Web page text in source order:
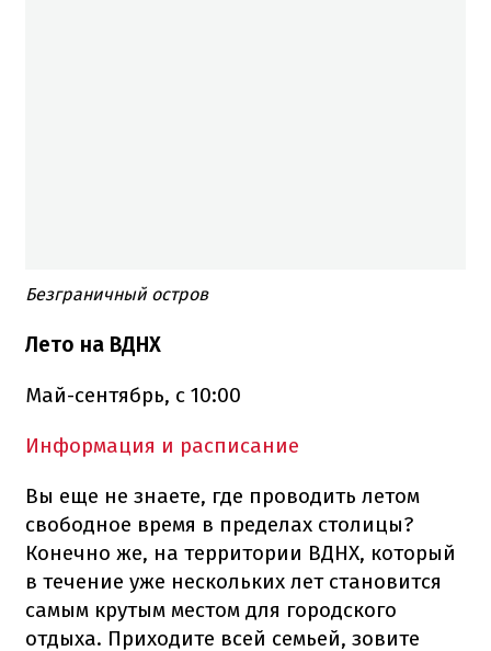
Безграничный остров
Лето на ВДНХ
Май-сентябрь, с 10:00
Информация и расписание
Вы еще не знаете, где проводить летом
свободное время в пределах столицы?
Конечно же, на территории ВДНХ, который
в течение уже нескольких лет становится
самым крутым местом для городского
отдыха. Приходите всей семьей, зовите